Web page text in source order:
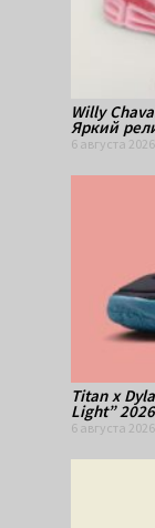
Willy
Яркий
6 августа 2026
Titan x
Light” 2026
6 августа 2026